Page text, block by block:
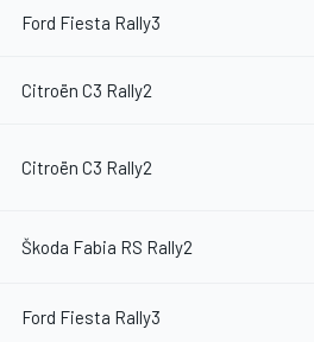
Ford Fiesta Rally3
Citroën C3 Rally2
Citroën C3 Rally2
Škoda Fabia RS Rally2
Ford Fiesta Rally3